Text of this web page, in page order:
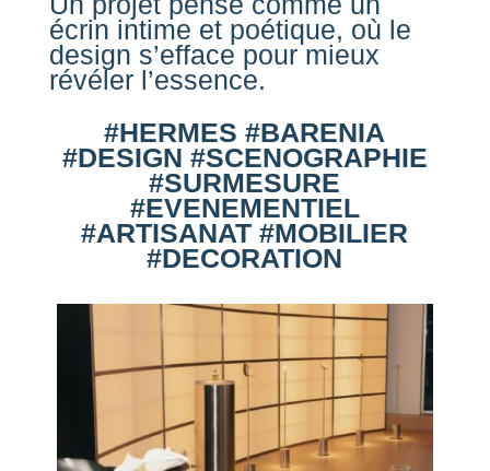
écrin intime et poétique, où le
design s’efface pour mieux
révéler l’essence.
#HERMES #BARENIA
#DESIGN #SCENOGRAPHIE
#SURMESURE
#EVENEMENTIEL
#ARTISANAT #MOBILIER
#DECORATION